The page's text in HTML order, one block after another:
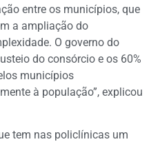
entre os municípios, que
a ampliação do
O governo do
do consórcio e os 60%
municípios
à população”, explicou
tem nas policlínicas um